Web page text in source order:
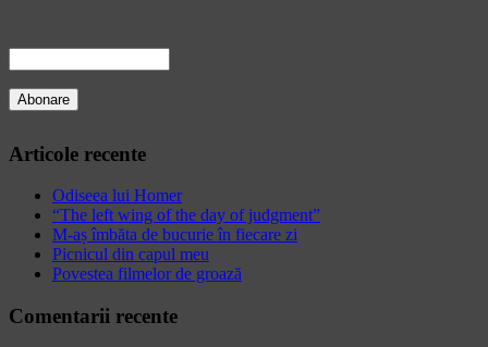
Articole recente
Odiseea lui Homer
“The left wing of the day of judgment”
M-aș îmbăta de bucurie în fiecare zi
Picnicul din capul meu
Povestea filmelor de groază
Comentarii recente